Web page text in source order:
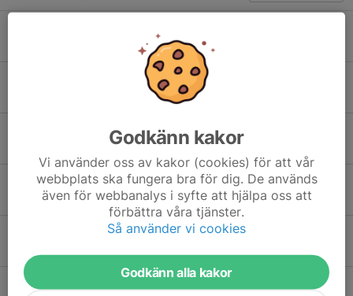
0
Tävlingar januari till mars 2026
Tävlingskalender november & december
11 nov 2025 0
Korgbärare under SM 15-17 aug 2025
1 aug 2025 0
Uppdaterad info inför sommaren!
Godkänn kakor
Vi använder oss av kakor (cookies) för att vår
webbplats ska fungera bra för dig. De används
även för webbanalys i syfte att hjälpa oss att
förbättra våra tjänster.
Så använder vi cookies
Godkänn alla kakor